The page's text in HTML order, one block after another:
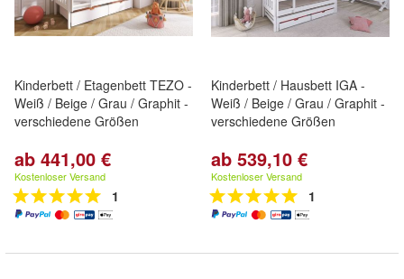
Kinderbett / Etagenbett TEZO -
Weiß / Beige / Grau / Graphit -
verschiedene Größen
ab 441,00 €
Kostenloser Versand
1
Kinderbett / Hausbett IGA -
Weiß / Beige / Grau / Graphit -
verschiedene Größen
ab 539,10 €
Kostenloser Versand
1